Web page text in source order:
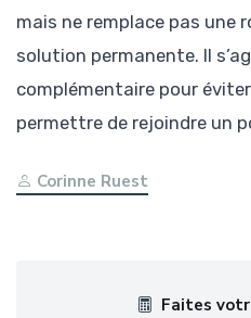
mais ne remplace pas une
solution permanente. Il
complémentaire pour
permettre de rejoindre un
Corinne Ruest
Faites